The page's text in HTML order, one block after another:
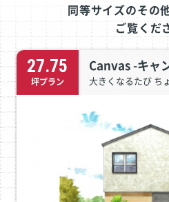
同等サイズのその
ご覧くだ
27.75
坪プラン
Canvas -キャ
大きくなるたび ち